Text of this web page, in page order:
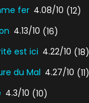
fer 4.08/10 (12)
4.13/10 (16)
est ici 4.22/10 (18)
du Mal 4.27/10 (11)
4.3/10 (10)